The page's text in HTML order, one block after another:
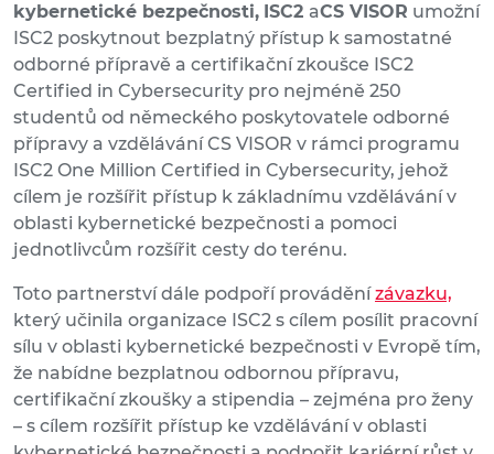
kybernetické bezpečnosti, ISC2 aCS VISOR umožní
ISC2 poskytnout bezplatný přístup k samostatné
odborné přípravě a certifikační zkoušce ISC2
Certified in Cybersecurity pro nejméně 250
studentů od německého poskytovatele odborné
přípravy a vzdělávání CS VISOR v rámci programu
ISC2 One Million Certified in Cybersecurity, jehož
cílem je rozšířit přístup k základnímu vzdělávání v
oblasti kybernetické bezpečnosti a pomoci
jednotlivcům rozšířit cesty do terénu.
Toto partnerství dále podpoří prováděnízávazku,
který učinila organizace ISC2 s cílem posílit pracovní
sílu v oblasti kybernetické bezpečnosti v Evropě tím,
že nabídne bezplatnou odbornou přípravu,
certifikační zkoušky a stipendia – zejména pro ženy
– s cílem rozšířit přístup ke vzdělávání v oblasti